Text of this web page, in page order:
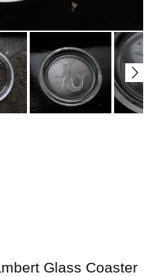
Glass Coaster